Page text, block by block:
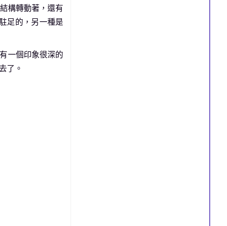
構轉動著，還有
足的，另一種是
一個印象很深的
了。